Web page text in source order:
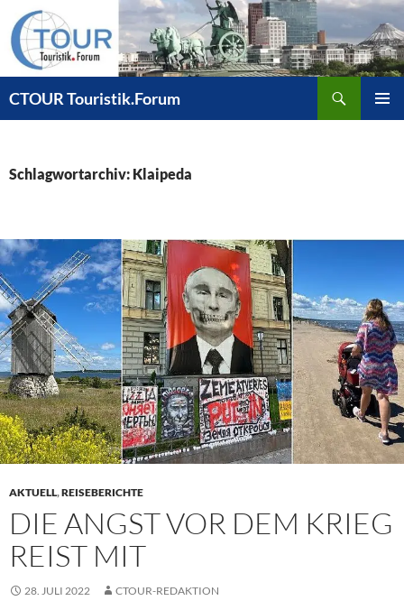
Zum
Inhalt
springen
CTOUR Touristik.Forum
Schlagwortarchiv: Klaipeda
AKTUELL,REISEBERICHTE
DIE ANGST VOR DEM KRIEG
REIST MIT
28. JULI 2022 CTOUR-REDAKTION